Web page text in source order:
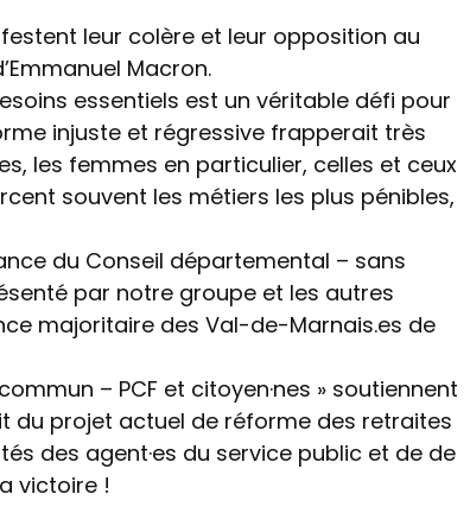
leur colère et leur opposition au
Macron.
essentiels est un véritable défi pour
injuste et régressive frapperait très
les femmes en particulier, celles et ceux
souvent les métiers les plus pénibles,
du Conseil départemental – sans
par notre groupe et les autres
majoritaire des Val-de-Marnais.es de
– PCF et citoyen·nes » soutiennent
du projet actuel de réforme des retraites
des agent·es du service public et de de
victoire !